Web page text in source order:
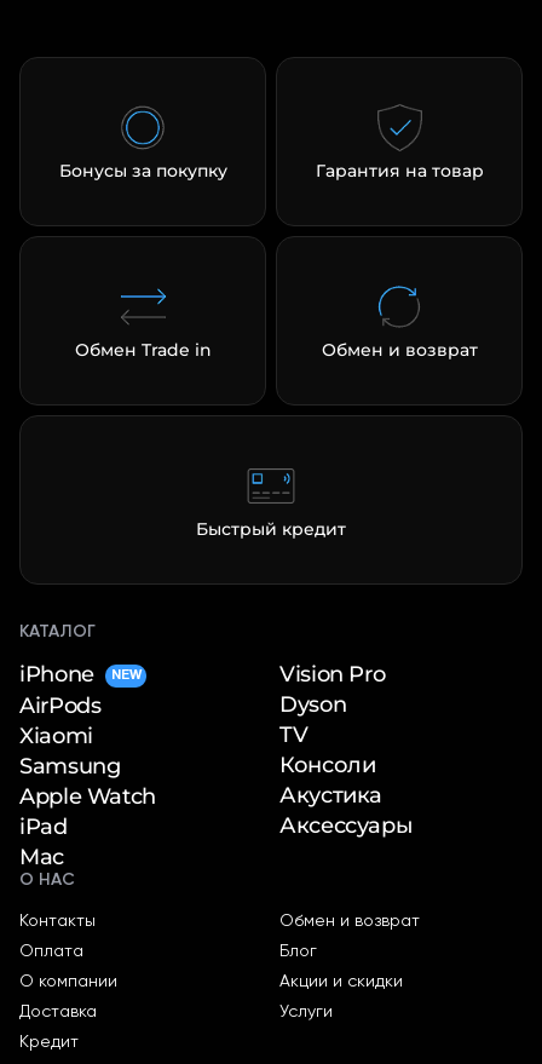
Бонусы за покупку Гарантия на товар
Обмен Trade in Обмен и возврат
Быстрый кредит
КАТАЛОГ
iPhone NEW
AirPods
Xiaomi
Samsung
Apple Watch
iPad
Mac
Vision Pro
Dyson
TV
Консоли
Акустика
Аксессуары
О НАС
Контакты
Оплата
О компании
Доставка
Кредит
Обмен и возврат
Блог
Акции и скидки
Услуги